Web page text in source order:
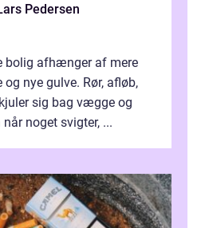
Pedersen
bolig afhænger af mere
nye gulve. Rør, afløb,
sig bag vægge og
noget svigter, ...